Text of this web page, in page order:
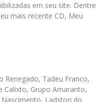
em seu site. Dentre
mais recente CD, Meu
Renegado, Tadeu Franco,
Calixto, Grupo Amaranto,
Ladston do